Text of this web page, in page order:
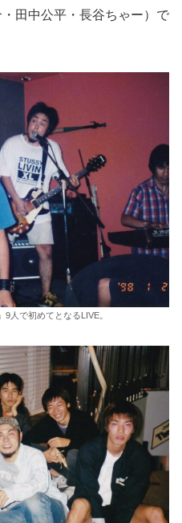
田中公平・長谷ちゃー）で
人で初めてとなるLIVE。